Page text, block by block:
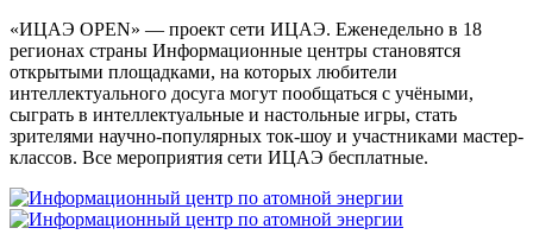
«ИЦАЭ OPEN» — проект сети ИЦАЭ. Еженедельно в 18
регионах страны Информационные центры становятся
открытыми площадками, на которых любители
интеллектуального досуга могут пообщаться с учёными,
сыграть в интеллектуальные и настольные игры, стать
зрителями научно-популярных ток-шоу и участниками мастер-
классов. Все мероприятия сети ИЦАЭ бесплатные.